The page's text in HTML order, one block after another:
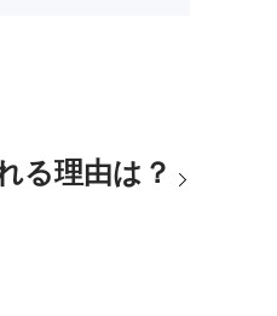
る理由は？